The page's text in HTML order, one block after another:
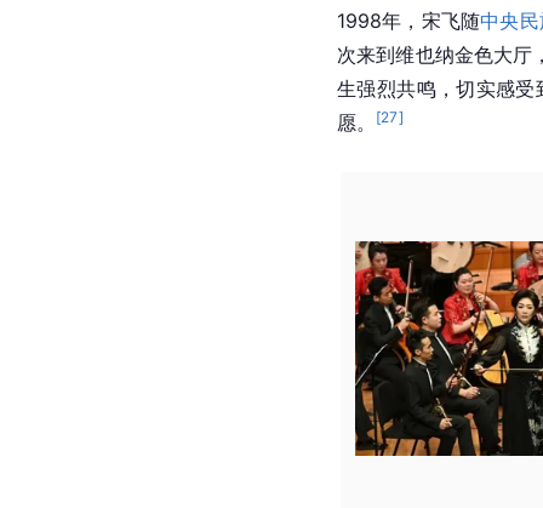
1998年，宋飞随中央
次来到维也纳金色大厅
生强烈共鸣，切实感
愿。
[27]